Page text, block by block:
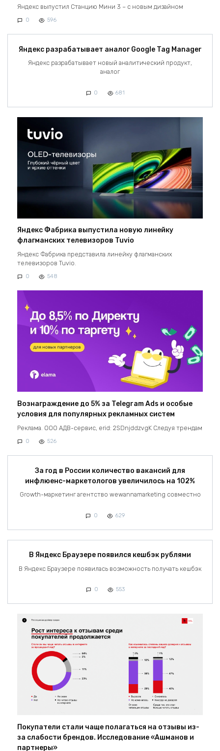
Яндекс выпустил Станцию Мини 3 – с новым дизайном
0 596
Яндекс разрабатывает аналог Google Tag Manager
Яндекс разрабатывает новый аналитический продукт,
аналог
0 681
Яндекс Фабрика выпустила новую линейку
флагманских телевизоров Tuvio
Яндекс Фабрика представила линейку флагманских
телевизоров Tuvio.
0 548
Вознаграждение до 5% за Telegram Ads и особые
условия для популярных рекламных систем
Реклама. ООО АДВ-сервис, erid: 2SDnjddzvgK Следуя трендам
0 526
За год в России количество вакансий для
инфлюенс-маркетологов увеличилось на 102%
Growth-маркетинг агентство wewannamarketing совместно
0 629
В Яндекс Браузере появился кешбэк рублями
В Яндекс Браузере появилась возможность получать кешбэк
0 553
Покупатели стали чаще полагаться на отзывы из-
за слабости брендов. Исследование «Ашманов и
партнеры»